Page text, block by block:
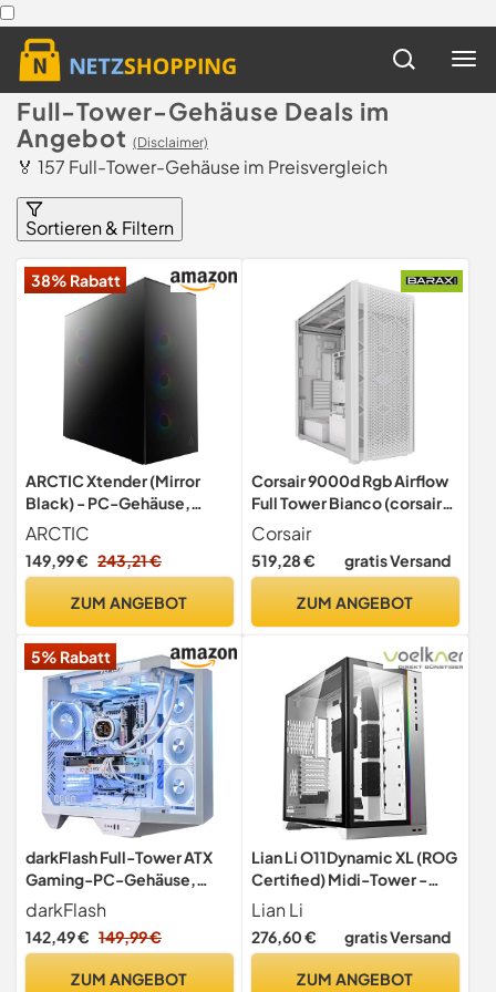
Full-Tower-Gehäuse Deals im
Angebot (Disclaimer)
🏅 157 Full-Tower-Gehäuse im Preisvergleich
Sortieren & Filtern
38% Rabatt
ARCTIC Xtender (Mirror
Black) - PC-Gehäuse,
Gehärtetes Panorama-Glas
ARCTIC
149,99 € 243,21 €
ZUM ANGEBOT
Corsair 9000d Rgb Airflow
Full Tower Bianco (corsair
Icue)
Corsair
519,28 € gratis Versand
ZUM ANGEBOT
5% Rabatt
darkFlash Full-Tower ATX
Gaming-PC-Gehäuse,
Rückseitig Einsteckbares
Motherboard, Zwei
Kammern, Panorama-Glas,
darkFlash
142,49 € 149,99 €
ZUM ANGEBOT
Lian Li O11Dynamic XL (ROG
Certified) Midi-Tower -
Midi-Tower PC-Gehaeuse,
Gaming-Gehaeuse,
O11DXL-W, Weiß, Schwarz
Lian Li
276,60 € gratis Versand
ZUM ANGEBOT